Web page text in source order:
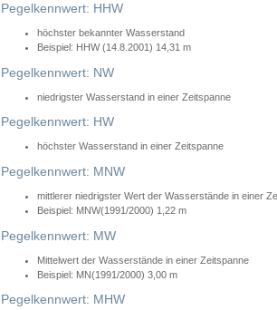
Pegelkennwert: HHW
höchster bekannter Wasserstand
Beispiel: HHW (14.8.2001) 14,31 m
Pegelkennwert: NW
niedrigster Wasserstand in einer Zeitspanne
Pegelkennwert: HW
höchster Wasserstand in einer Zeitspanne
Pegelkennwert: MNW
mittlerer niedrigster Wert der Wasserstände in einer
Beispiel: MNW(1991/2000) 1,22 m
Pegelkennwert: MW
Mittelwert der Wasserstände in einer Zeitspanne
Beispiel: MN(1991/2000) 3,00 m
Pegelkennwert: MHW